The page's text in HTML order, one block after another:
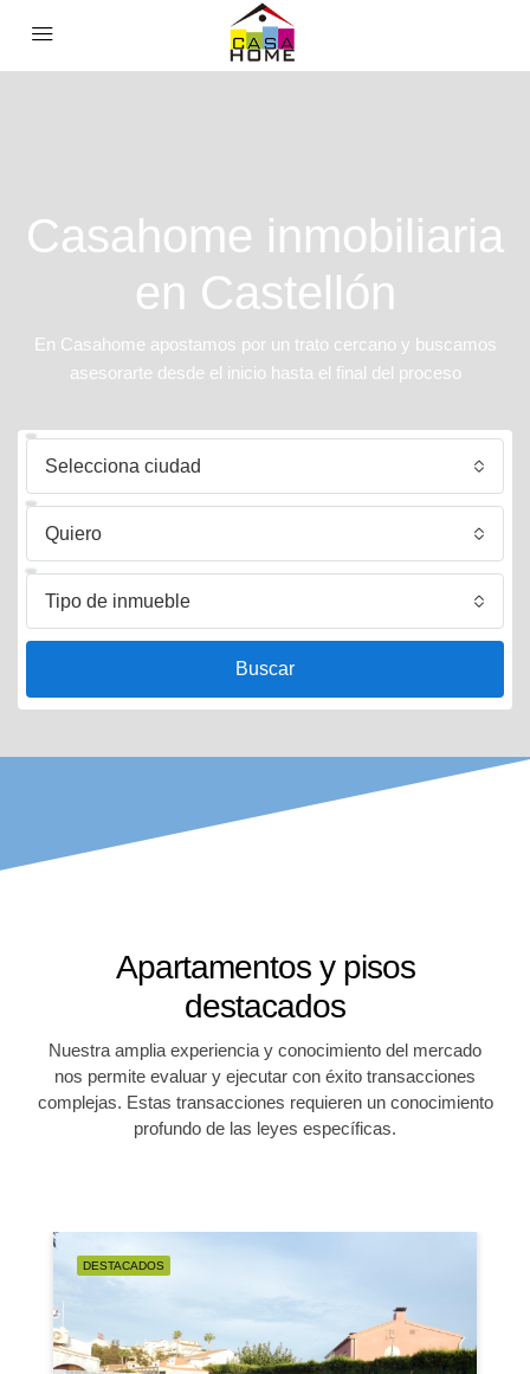
Casahome inmobiliaria
en Castellón
En Casahome apostamos por un trato cercano y buscamos
asesorarte desde el inicio hasta el final del proceso
Selecciona ciudad
Quiero
Tipo de inmueble
Buscar
Apartamentos y pisos
destacados
Nuestra amplia experiencia y conocimiento del mercado
nos permite evaluar y ejecutar con éxito transacciones
complejas. Estas transacciones requieren un conocimiento
profundo de las leyes específicas.
DESTACADOS